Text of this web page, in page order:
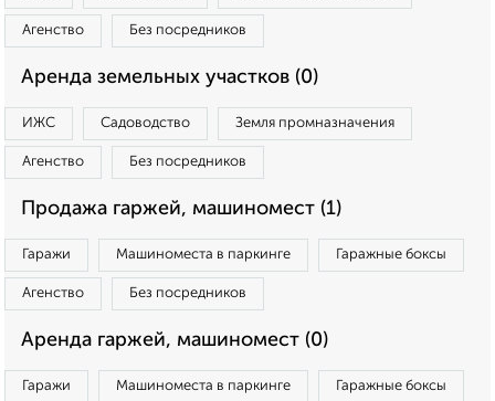
Агенство Без посредников
Аренда земельных участков (0)
ИЖС Садоводство Земля промназначения
Агенство Без посредников
Продажа гаржей, машиномест (1)
Гаражи Машиноместа в паркинге Гаражные боксы
Агенство Без посредников
Аренда гаржей, машиномест (0)
Гаражи Машиноместа в паркинге Гаражные боксы